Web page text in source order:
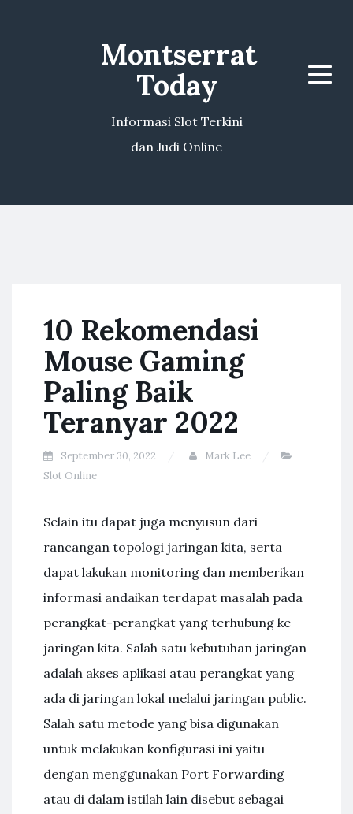
Montserrat
Today
Informasi Slot Terkini
dan Judi Online
Menu
10 Rekomendasi
Mouse Gaming
Paling Baik
Teranyar 2022
September 30, 2022
Mark Lee
Slot Online
Selain itu dapat juga menyusun dari
rancangan topologi jaringan kita, serta
dapat lakukan monitoring dan memberikan
informasi andaikan terdapat masalah pada
perangkat-perangkat yang terhubung ke
jaringan kita. Salah satu kebutuhan jaringan
adalah akses aplikasi atau perangkat yang
ada di jaringan lokal melalui jaringan public.
Salah satu metode yang bisa digunakan
untuk melakukan konfigurasi ini yaitu
dengan menggunakan Port Forwarding
atau di dalam istilah lain disebut sebagai